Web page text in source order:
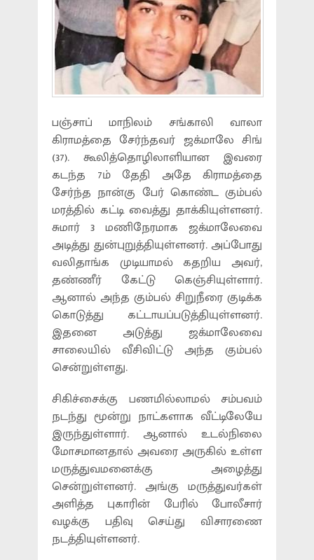
பஞ்சாப் மாநிலம் சங்காலி வாலா
கிராமத்தை சேர்ந்தவர் ஜக்மாலே சிங்
(37). கூலித்தொழிலாளியான இவரை
கடந்த 7ம் தேதி அதே கிராமத்தை
சேர்ந்த நான்கு பேர் கொண்ட கும்பல்
மரத்தில் கட்டி வைத்து தாக்கியுள்ளனர்.
சுமார் 3 மணிநேரமாக ஜக்மாலேவை
அடித்து துன்புறுத்தியுள்ளனர். அப்போது
வலிதாங்க முடியாமல் கதறிய அவர்,
தண்ணீர் கேட்டு கெஞ்சியுள்ளார்.
ஆனால் அந்த கும்பல் சிறுநீரை குடிக்க
கொடுத்து கட்டாயப்படுத்தியுள்ளனர்.
இதனை அடுத்து ஜக்மாலேவை
சாலையில் வீசிவிட்டு அந்த கும்பல்
சென்றுள்ளது.
சிகிச்சைக்கு பணமில்லாமல் சம்பவம்
நடந்து மூன்று நாட்களாக வீட்டிலேயே
இருந்துள்ளார். ஆனால் உடல்நிலை
மோசமானதால் அவரை அருகில் உள்ள
மருத்துவமனைக்கு அழைத்து
சென்றுள்ளனர். அங்கு மருத்துவர்கள்
அளித்த புகாரின் பேரில் போலீசார்
வழக்கு பதிவு செய்து விசாரணை
நடத்தியுள்ளனர்.